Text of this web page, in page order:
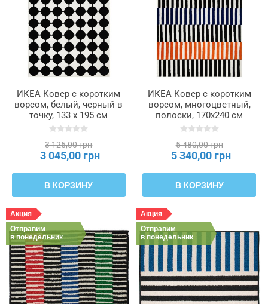
ИКЕА Ковер с коротким
ворсом, белый, черный в
точку, 133 x 195 см
VÄNDPLATS, 306.009.39
3 125,00 грн
3 045,00 грн
В КОРЗИНУ
ИКЕА Ковер с коротким
ворсом, многоцветный,
полоски, 170x240 см
VÄNDPLATS, 406.009.34
5 480,00 грн
5 340,00 грн
В КОРЗИНУ
Акция
Отправим
в понедельник
Акция
Отправим
в понедельник